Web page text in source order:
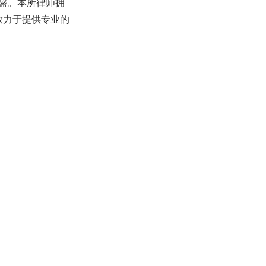
。本所律师拥
于提供专业的